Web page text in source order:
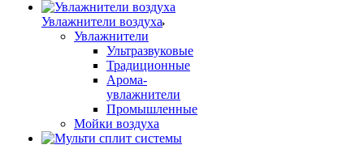
Увлажнители воздуха
Увлажнители
Ультразвуковые
Традиционные
Арома-
увлажнители
Промышленные
Мойки воздуха